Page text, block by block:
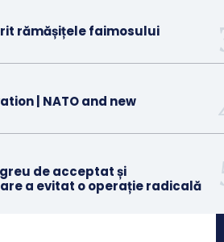
rămășițele faimosului
| NATO and new
de acceptat și
a evitat o operație radicală